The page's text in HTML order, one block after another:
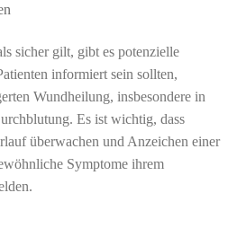
sicher gilt, gibt es potenzielle
informiert sein sollten,
Wundheilung, insbesondere in
Es ist wichtig, dass
überwachen und Anzeichen einer
Symptome ihrem